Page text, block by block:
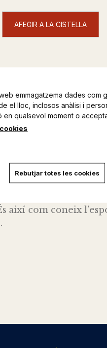
AFEGIR A LA CISTELLA
que, treballant de
el converteix en el
així com coneix
emmagatzema dades com
el lloc, inclosos anàlisi i
en qualsevol moment o
Rebutjar totes les cookies